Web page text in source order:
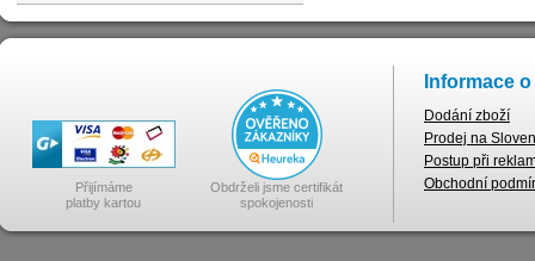
Přijímáme
platby kartou
Obdrželi jsme certifikát
spokojenosti
Informace
Dodání zboží
Prodej na
Postup při
Obchodní